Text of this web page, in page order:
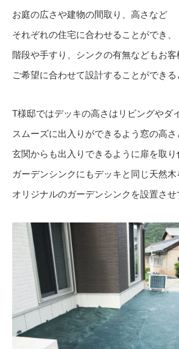
お庭の広さや建物の間取り、高さなど
それぞれの住宅に合わせることができ、
階段や手すり、シンクの有無などもお客
ご希望に合わせて設計することができる
T様邸ではデッキの高さはリビングやダ
スムーズに出入りができるよう窓の高さ
玄関からも出入りできるように扉を取り
ガーデンシンクにもデッキと同じ天然木
オリジナルのガーデンシンクを設置させ